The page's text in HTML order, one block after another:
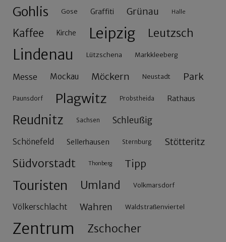
Gohlis Gose Graffiti Grünau Halle
Kaffee Kirche Leipzig Leutzsch
Lindenau Lützschena Markkleeberg
Messe Mockau Möckern Neustadt Park
Paunsdorf Plagwitz Probstheida Rathaus
Reudnitz Sachsen Schleußig
Schönefeld Sellerhausen Sternburg Stötteritz
Südvorstadt Thonberg Tipp
Touristen Umland Volkmarsdorf
Völkerschlacht Wahren Waldstraßenviertel
Zentrum Zschocher